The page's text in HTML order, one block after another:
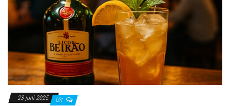
23 juni 2025 Uit